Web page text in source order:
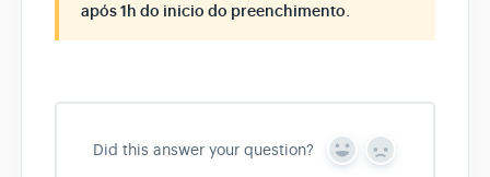
após 1h do inicio do preenchimento.
Did this answer your question?
Y
N